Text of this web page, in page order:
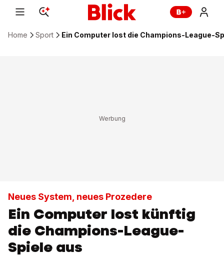
Home Sport Ein Computer lost die Champions-League-
Neues System, neues Prozedere
Ein Computer lost künftig
die Champions-League-
Spiele aus